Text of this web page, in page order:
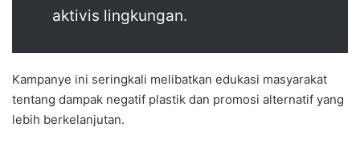
aktivis lingkungan.
Kampanye ini seringkali melibatkan edukasi masyarakat
tentang dampak negatif plastik dan promosi alternatif yang
lebih berkelanjutan.